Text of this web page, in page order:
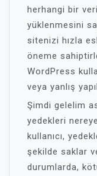
herhangi bir
yüklenmesini
sitenizi hızla
öneme
WordPress
veya yanlış
Şimdi gelelim
yedekleri
kullanıcı,
şekilde saklar
durumlarda,